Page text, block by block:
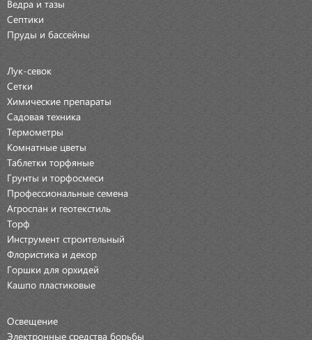
Ведра и тазы
Септики
Пруды и бассейны
Лук-севок
Сетки
Химические препараты
Садовая техника
Термометры
Комнатные цветы
Таблетки торфяные
Грунты и торфосмеси
Профессиональные семена
Агроспан и геотекстиль
Торф
Инструмент строительный
Флористика и декор
Горшки для орхидей
Кашпо пластиковые
Освещение
Электронные средства борьбы